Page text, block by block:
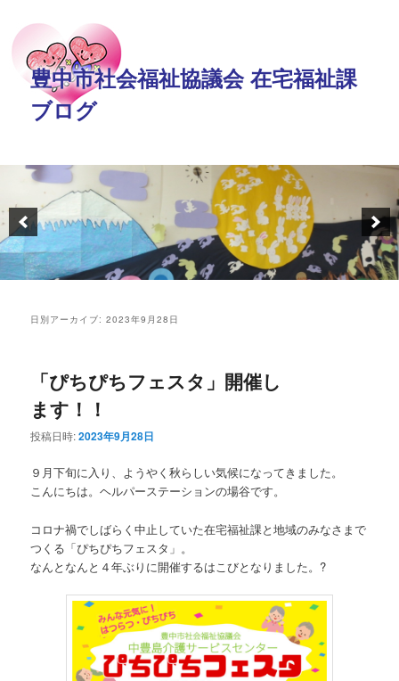
豊中市社会福祉協議会 在宅福祉課
ブログ
日別アーカイブ:2023年9月28日
「ぴちぴちフェスタ」開催し
ます！！
投稿日時:2023年9月28日
９月下旬に入り、ようやく秋らしい気候になってきました。
こんにちは。ヘルパーステーションの場谷です。
コロナ禍でしばらく中止していた在宅福祉課と地域のみなさまで
つくる「ぴちぴちフェスタ」。
なんとなんと４年ぶりに開催するはこびとなりました。?